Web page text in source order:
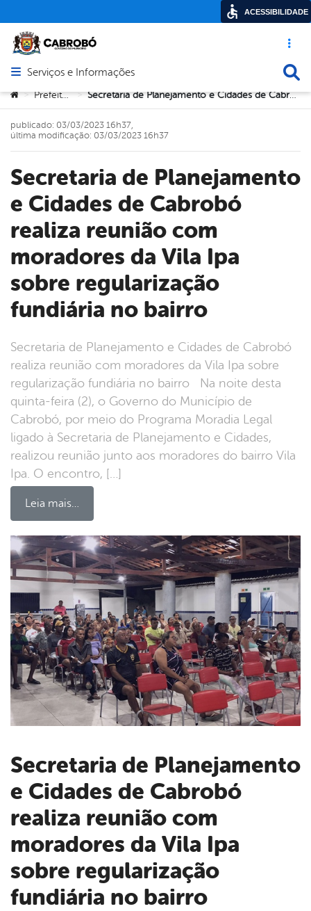
Acesso
Abrir menu principal de navegação
Serviços e Informações
Você está aqui:
> Prefeitura > Secretaria de Planejamento e Cidades de Cabrobó realiza reunião com moradores da Vila Ipa sobre regularização fundiária no bairro
Secretaria de Planejamento
e Cidades de Cabrobó
realiza reunião com
moradores da Vila Ipa
sobre regularização
fundiária no bairro
Secretaria de Planejamento e Cidades de Cabrobó
realiza reunião com moradores da Vila Ipa sobre
regularização fundiária no bairro Na noite desta
quinta-feira (2), o Governo do Município de
Cabrobó, por meio do Programa Moradia Legal
ligado à Secretaria de Planejamento e Cidades,
realizou reunião junto aos moradores do bairro Vila
Ipa. O encontro, […]
Leia mais…
publicado: 03/03/2023 16h37,
última modificação: 03/03/2023 16h37
Secretaria de Planejamento
e Cidades de Cabrobó
realiza reunião com
moradores da Vila Ipa
sobre regularização
fundiária no bairro
ACESSIBILIDADE